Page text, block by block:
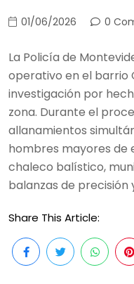
01/06/2026 0
La Policía de
operativo en el barrio
investigación por
zona. Durante el
allanamientos
hombres mayores de
chaleco balístico,
balanzas de precisión
Share This Article: